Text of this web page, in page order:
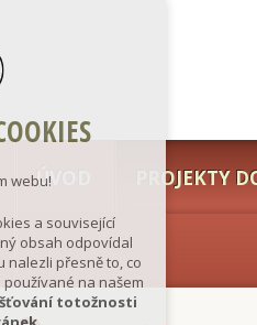
ÚVOD PROJEKTY
webu!
a související
obsah odpovídal
nalezli přesně to, co
na našem
totožnosti